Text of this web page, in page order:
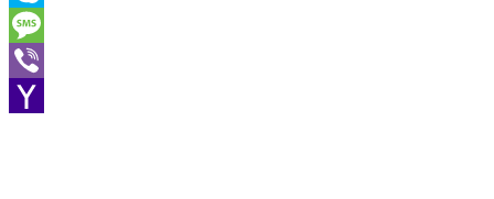
Skype
Message
Viber